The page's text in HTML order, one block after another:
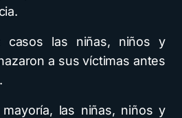
casos las niñas, niños y
a sus víctimas antes
las niñas, niños y